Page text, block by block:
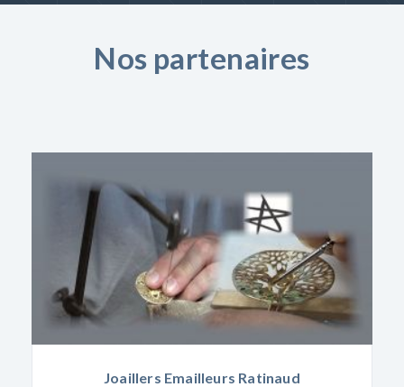
Nos partenaires
Mairie de Panazol